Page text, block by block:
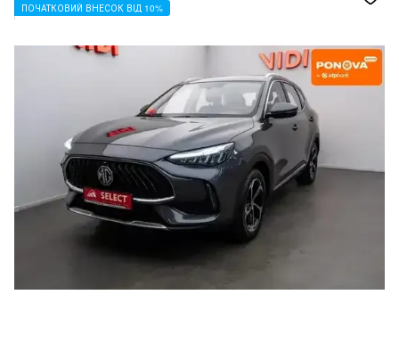
ПОЧАТКОВИЙ ВНЕСОК ВІД 10%